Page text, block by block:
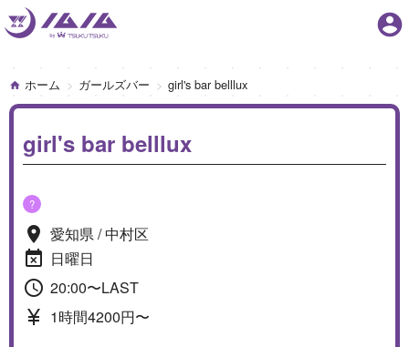
account_circle
ホーム ガールズバー girl's bar belllux
girl's bar belllux
?
愛知県 / 中村区
日曜日
20:00〜LAST
1時間4200円〜